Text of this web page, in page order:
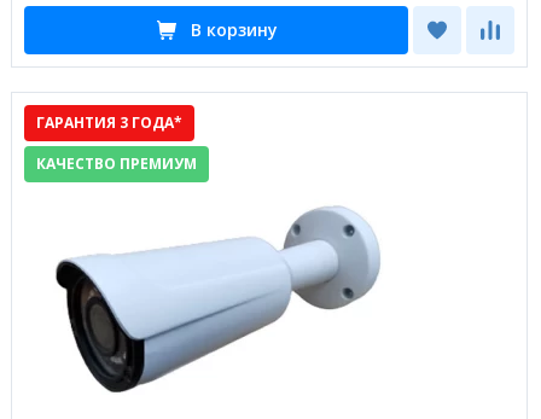
В корзину
ГАРАНТИЯ 3 ГОДА*
КАЧЕСТВО ПРЕМИУМ